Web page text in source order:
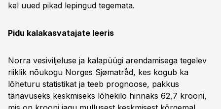
kel uued pikad lepingud tegemata.
Pidu kalakasvatajate leeris
Norra vesiviljeluse ja kalapüügi arendamisega tegelev
riiklik nõukogu Norges Sjømatråd, kes kogub ka
lõheturu statistikat ja teeb prognoose, pakkus
tänavuseks keskmiseks lõhekilo hinnaks 62,7 krooni,